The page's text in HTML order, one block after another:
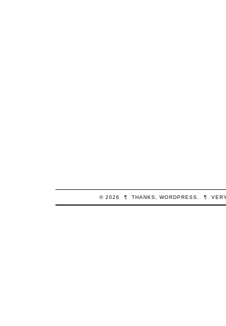
© 2026 ¶ THANKS, WORDPRESS. ¶